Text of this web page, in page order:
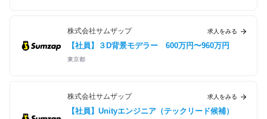
株式会社サムザップ
【社員】３D背景モデラー 600万円〜960万円
東京都
求人をみる
株式会社サムザップ
【社員】Unityエンジニア（テックリード候補）
求人をみる